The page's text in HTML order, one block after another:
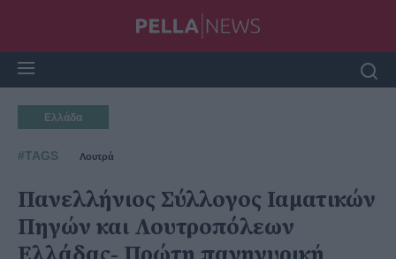
Ελλάδα
#TAGS Λουτρά
Πανελλήνιος Σύλλογος Ιαματικών
Πηγών και Λουτροπόλεων